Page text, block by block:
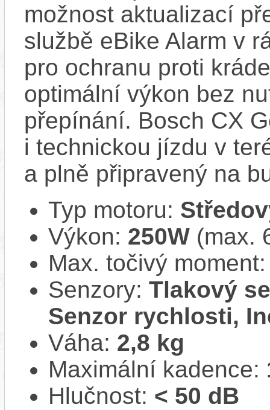
možnost aktualizací
službě eBike Alarm v
pro ochranu proti
optimální výkon bez
přepínání. Bosch CX
i technickou jízdu v
a plně připravený na
Typ motoru:
Výkon: 250W (max.
Max. točivý
Senzory: Tlakový
Senzor rychlosti,
Váha: 2,8 kg
Maximální kadence:
Hlučnost: < 50 dB